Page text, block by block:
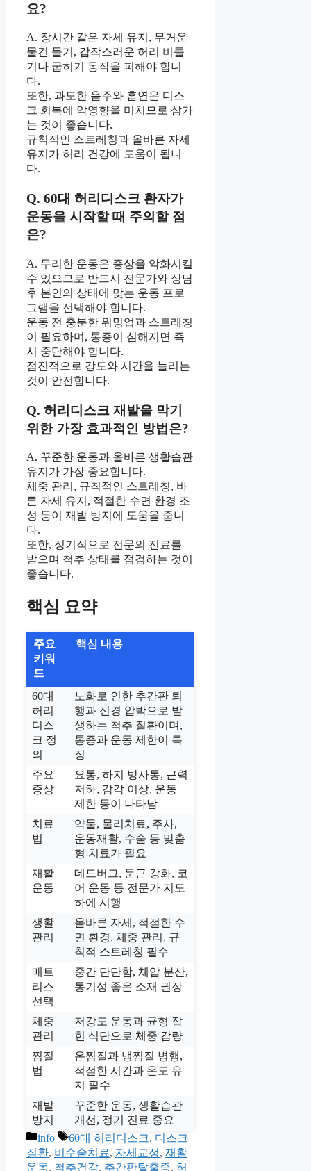
요?
A. 장시간 같은 자세 유지, 무거운
물건 들기, 갑작스러운 허리 비틀
기나 굽히기 동작을 피해야 합니
다.
또한, 과도한 음주와 흡연은 디스
크 회복에 악영향을 미치므로 삼가
는 것이 좋습니다.
규칙적인 스트레칭과 올바른 자세
유지가 허리 건강에 도움이 됩니
다.
Q. 60대 허리디스크 환자가
운동을 시작할 때 주의할 점
은?
A. 무리한 운동은 증상을 악화시킬
수 있으므로 반드시 전문가와 상담
후 본인의 상태에 맞는 운동 프로
그램을 선택해야 합니다.
운동 전 충분한 워밍업과 스트레칭
이 필요하며, 통증이 심해지면 즉
시 중단해야 합니다.
점진적으로 강도와 시간을 늘리는
것이 안전합니다.
Q. 허리디스크 재발을 막기
위한 가장 효과적인 방법은?
A. 꾸준한 운동과 올바른 생활습관
유지가 가장 중요합니다.
체중 관리, 규칙적인 스트레칭, 바
른 자세 유지, 적절한 수면 환경 조
성 등이 재발 방지에 도움을 줍니
다.
또한, 정기적으로 전문의 진료를
받으며 척추 상태를 점검하는 것이
좋습니다.
핵심 요약
주요
키워
드
핵심 내용
60대
허리
디스
크 정
의
노화로 인한 추간판 퇴
행과 신경 압박으로 발
생하는 척추 질환이며,
통증과 운동 제한이 특
징
주요
증상
요통, 하지 방사통, 근력
저하, 감각 이상, 운동
제한 등이 나타남
치료
법
약물, 물리치료, 주사,
운동재활, 수술 등 맞춤
형 치료가 필요
재활
운동
데드버그, 둔근 강화, 코
어 운동 등 전문가 지도
하에 시행
생활
관리
올바른 자세, 적절한 수
면 환경, 체중 관리, 규
칙적 스트레칭 필수
매트
리스
선택
중간 단단함, 체압 분산,
통기성 좋은 소재 권장
체중
관리
저강도 운동과 균형 잡
힌 식단으로 체중 감량
찜질
법
온찜질과 냉찜질 병행,
적절한 시간과 온도 유
지 필수
재발
방지
꾸준한 운동, 생활습관
개선, 정기 진료 중요
카
테
고
info
태
그
60대 허리디스크, 디스크
질환, 비수술치료, 자세교정, 재활
운동, 척추건강, 추간판탈출증, 허